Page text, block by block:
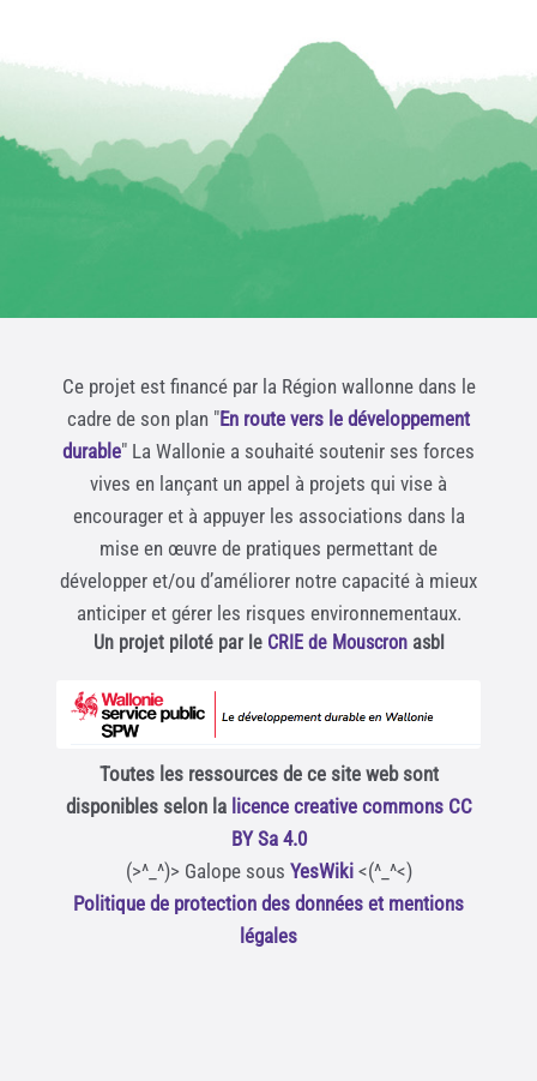
Ce projet est financé par la Région wallonne dans le
cadre de son plan "En route vers le développement
durable" La Wallonie a souhaité soutenir ses forces
vives en lançant un appel à projets qui vise à
encourager et à appuyer les associations dans la
mise en œuvre de pratiques permettant de
développer et/ou d’améliorer notre capacité à mieux
anticiper et gérer les risques environnementaux.
Un projet piloté par le CRIE de Mouscronasbl
Toutes les ressources de ce site web sont
disponibles selon la licence creative commons CC
BY Sa 4.0
(>^_^)> Galope sous YesWiki<(^_^<)
Politique de protection des données et mentions
légales